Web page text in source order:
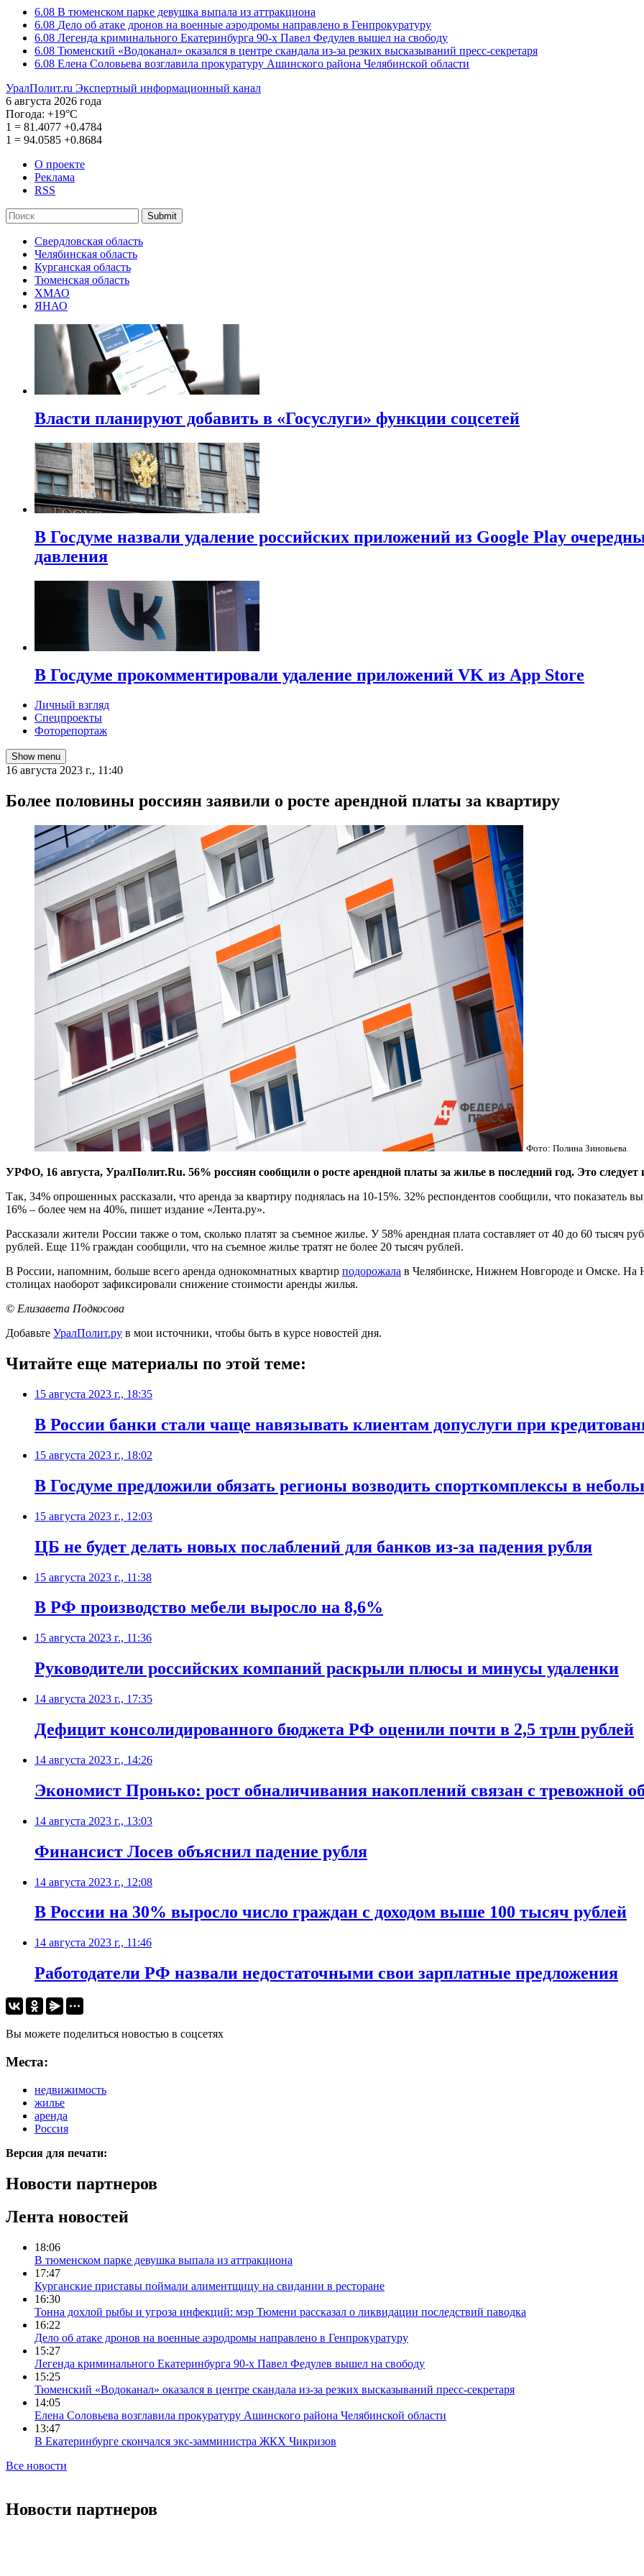
6.08 В тюменском парке девушка выпала из аттракциона
6.08 Дело об атаке дронов на военные аэродромы направлено в Генпрокуратуру
6.08 Легенда криминального Екатеринбурга 90-х Павел Федулев вышел на свободу
6.08 Тюменский «Водоканал» оказался в центре скандала из-за резких высказываний пресс-секретаря
6.08 Елена Соловьева возглавила прокуратуру Ашинского района Челябинской области
УралПолит.ru Экспертный информационный канал
6 августа 2026 года
Погода: +19°С
1 = 81.4077 +0.4784
1 = 94.0585 +0.8684
О проекте
Реклама
RSS
Submit
Свердловская область
Челябинская область
Курганская область
Тюменская область
ХМАО
ЯНАО
Власти планируют добавить в «Госуслуги» функции соцсетей
В Госдуме назвали удаление российских приложений из Google Play
давления
В Госдуме прокомментировали удаление приложений VK из App Store
Личный взгляд
Спецпроекты
Фоторепортаж
Show menu
16 августа 2023 г., 11:40
Более половины россиян заявили о росте арендной платы за квартиру
Фото: Полина Зиновьева
УРФО, 16 августа, УралПолит.Ru. 56% россиян сообщили о росте арендной платы за жилье в последний год. Это следует
Так, 34% опрошенных рассказали, что аренда за квартиру поднялась на 10-15%. 32% респондентов сообщили, что показатель
16% – более чем на 40%, пишет издание «Лента.ру».
Рассказали жители России также о том, сколько платят за съемное жилье. У 58% арендная плата составляет от 40 до 60 тысяч
рублей. Еще 11% граждан сообщили, что на съемное жилье тратят не более 20 тысяч рублей.
В России, напомним, больше всего аренда однокомнатных квартир подорожала в Челябинске, Нижнем Новгороде и Омске. На
столицах наоборот зафиксировали снижение стоимости аренды жилья.
© Елизавета Подкосова
Добавьте УралПолит.ру в мои источники, чтобы быть в курсе новостей дня.
Читайте еще материалы по этой теме:
15 августа 2023 г., 18:35
В России банки стали чаще навязывать клиентам допуслуги при
15 августа 2023 г., 18:02
В Госдуме предложили обязать регионы возводить спорткомплексы в
15 августа 2023 г., 12:03
ЦБ не будет делать новых послаблений для банков из-за падения рубля
15 августа 2023 г., 11:38
В РФ производство мебели выросло на 8,6%
15 августа 2023 г., 11:36
Руководители российских компаний раскрыли плюсы и минусы удаленки
14 августа 2023 г., 17:35
Дефицит консолидированного бюджета РФ оценили почти в 2,5 трлн рублей
14 августа 2023 г., 14:26
Экономист Пронько: рост обналичивания накоплений связан с тревожной
14 августа 2023 г., 13:03
Финансист Лосев объяснил падение рубля
14 августа 2023 г., 12:08
В России на 30% выросло число граждан с доходом выше 100 тысяч рублей
14 августа 2023 г., 11:46
Работодатели РФ назвали недостаточными свои зарплатные предложения
Вы можете поделиться новостью в соцсетях
Места:
недвижимость
жилье
аренда
Россия
Версия для печати:
Новости партнеров
Лента новостей
18:06
В тюменском парке девушка выпала из аттракциона
17:47
Курганские приставы поймали алиментщицу на свидании в ресторане
16:30
Тонна дохлой рыбы и угроза инфекций: мэр Тюмени рассказал о ликвидации последствий паводка
16:22
Дело об атаке дронов на военные аэродромы направлено в Генпрокуратуру
15:27
Легенда криминального Екатеринбурга 90-х Павел Федулев вышел на свободу
15:25
Тюменский «Водоканал» оказался в центре скандала из-за резких высказываний пресс-секретаря
14:05
Елена Соловьева возглавила прокуратуру Ашинского района Челябинской области
13:47
В Екатеринбурге скончался экс-замминистра ЖКХ Чикризов
Все новости
Новости партнеров